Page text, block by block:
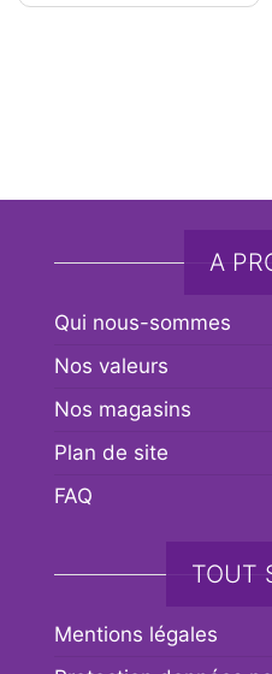
A
Qui nous-sommes
Nos valeurs
Nos magasins
Plan de site
FAQ
TOUT
Mentions légales